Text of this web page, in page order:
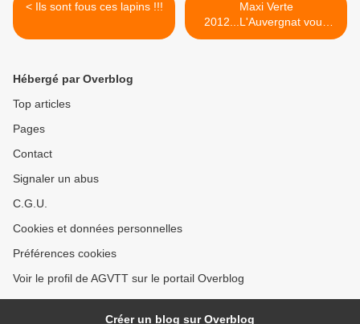
< Ils sont fous ces lapins !!!
Maxi Verte
2012...L'Auvergnat vous
informe : >
Hébergé par Overblog
Top articles
Pages
Contact
Signaler un abus
C.G.U.
Cookies et données personnelles
Préférences cookies
Voir le profil de AGVTT sur le portail Overblog
Créer un blog sur Overblog